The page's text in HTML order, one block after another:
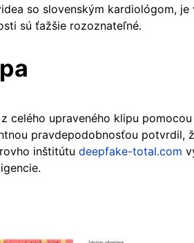
so slovenským kardiológom,
sú ťažšie rozoznateľné.
celého upraveného klipu
pravdepodobnosťou potvrdil,
inštitútu deepfake-total.com